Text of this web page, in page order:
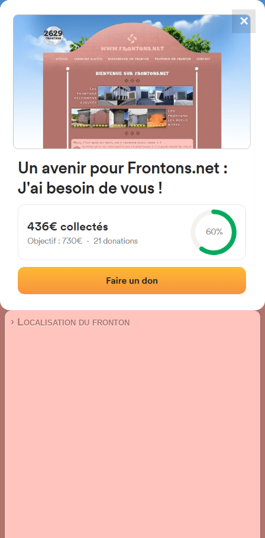
FRONTONS.NET
RECHERCHER UN FRONTON
PROPOSER UN FRONTON
4867
frontons
C. de la Ermita 40554
Maderuelo, Segovia Spain
14 Ma ruelo
Fronton mur à gauche
Localisation|Photos|Commentaires et avis
› Localisation du fronton
✕